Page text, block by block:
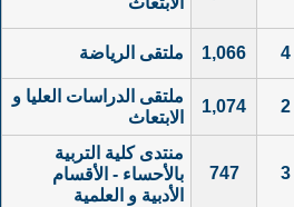
4
1,066 ملتقى الرياضة
2
1,074
ملتقى الدراسات العليا و
الابتعاث
3
747
منتدى كلية التربية
بالأحساء - الأقسام
الأدبية و العلمية